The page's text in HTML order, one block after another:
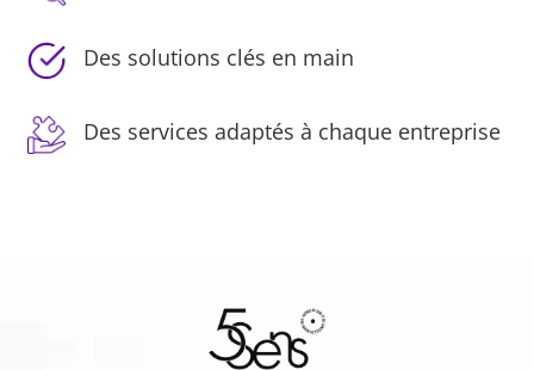
Des solutions clés en main
Des services adaptés à chaque entreprise